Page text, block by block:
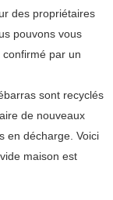
des propriétaires
pouvons vous
par un
sont recyclés
de nouveaux
en décharge. Voici
maison est